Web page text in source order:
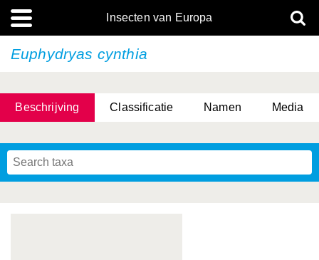
Insecten van Europa
Euphydryas cynthia
Beschrijving Classificatie Namen Media